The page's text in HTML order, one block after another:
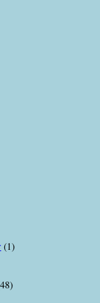
(1)